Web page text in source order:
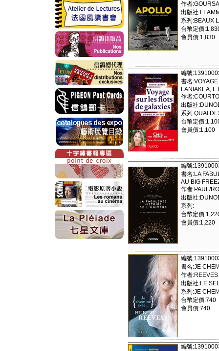
作者
出版社
系列:BEAUX
台幣定價
會員價:1,830
編號
書名
LANIAKEA,
作者
出版社
系列:QUAI
台幣定價
會員價:1,100
編號
書名:LA
AU BIG
作者:PAUL/
出版社
系列:
台幣定價
會員價:1,220
編號
書名:JE
作者
出版社:LE
系列:JE
台幣定價:740
會員價:740
編號